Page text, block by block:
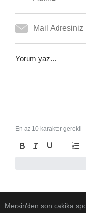
En az 10 karakter gerekli
Mersin'den son dakika